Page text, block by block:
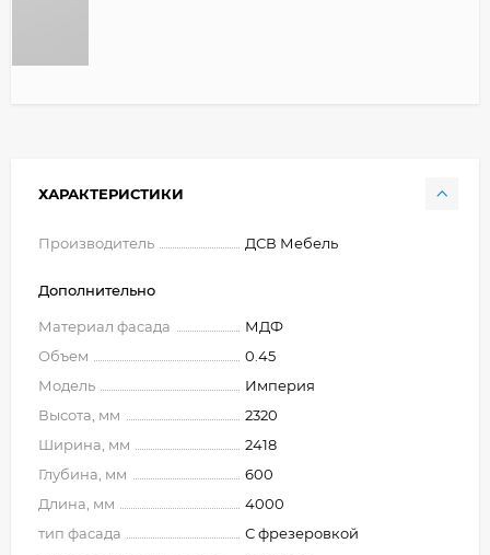
ХАРАКТЕРИСТИКИ
Производитель ДСВ Мебель
Дополнительно
Материал фасада
МДФ
Объем
0.45
Модель
Империя
Высота, мм
2320
Ширина, мм
2418
Глубина, мм
600
Длина, мм
4000
тип фасада
С фрезеровкой